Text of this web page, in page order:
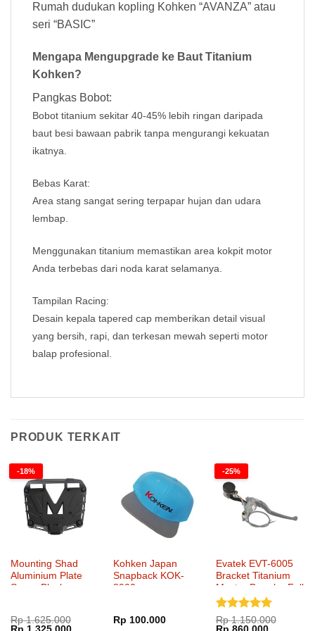
Rumah dudukan kopling Kohken “AVANZA” atau
seri “BASIC”
Mengapa Mengupgrade ke Baut Titanium
Kohken?
Pangkas Bobot:
Bobot titanium sekitar 40-45% lebih ringan daripada
baut besi bawaan pabrik tanpa mengurangi kekuatan
ikatnya.
Bebas Karat:
Area stang sangat sering terpapar hujan dan udara
lembap.
Menggunakan titanium memastikan area kokpit motor
Anda terbebas dari noda karat selamanya.
Tampilan Racing:
Desain kepala tapered cap memberikan detail visual
yang bersih, rapi, dan terkesan mewah seperti motor
balap profesional.
PRODUK TERKAIT
-18%
Mounting Shad
Aluminium Plate
Screw Black
Rp1.625.000
Harga
Harga
Kohken Japan
Snapback KOK-
8900
Rp 100.000
-25%
Evatek EVT-6005
Bracket Titanium
Master Brembo Full
Fairing Single Disc
Dinilai5
Rp1.150.000
Harga
Harga